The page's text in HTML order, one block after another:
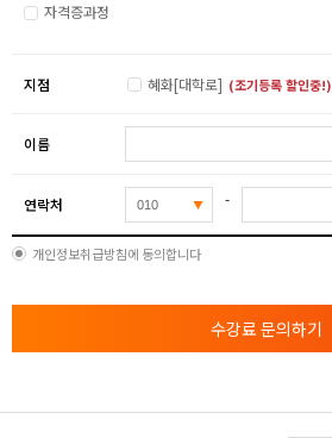
자격증과정
지점 혜화[대학로] (조기등록 할인중!)
이름
연락처 -
개인정보취급방침에 동의합니다
수강료 문의하기